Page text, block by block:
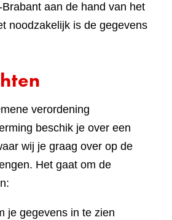
aan de hand van het
noodzakelijk is de gegevens
verordening
beschik je over een
wij je graag over op de
Het gaat om de
je gegevens in te zien